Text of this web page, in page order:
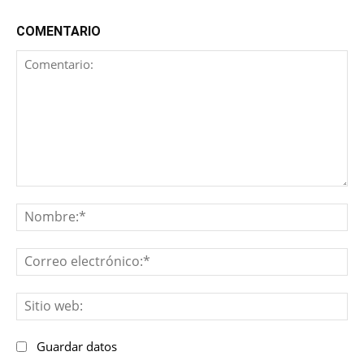
COMENTARIO
Guardar datos